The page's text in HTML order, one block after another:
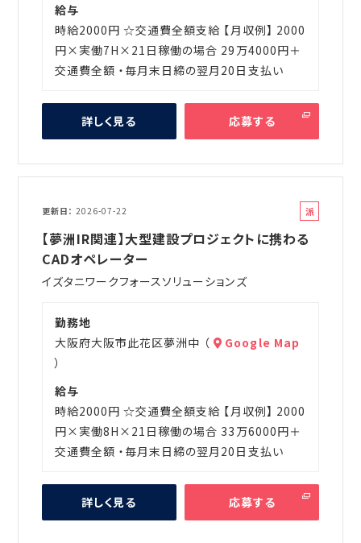
給与
時給2000円 ☆交通費全額支給 【月収例】 2000
円×実働7H×21日稼働の場合 29万4000円＋
交通費全額 ・毎月末日締の翌月20日支払い
詳しく見る 応募する
更新日 2026-07-22
派
【夢洲IR関連】大型建設プロジェクトに携わる
CADオペレーター
イズタニワークフォースソリューションズ
勤務地
大阪府大阪市此花区夢洲中 （
Google Map
）
給与
時給2000円 ☆交通費全額支給 【月収例】 2000
円×実働8H×21日稼働の場合 33万6000円＋
交通費全額 ・毎月末日締の翌月20日支払い
詳しく見る 応募する